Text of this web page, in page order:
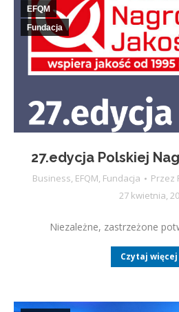
27.edycja Polskiej
Business, EFQM, Fundacja Przez
27 kwietnia,
EFQM
Fundacja
Niezależne, zastrzeżone
Czytaj więcej